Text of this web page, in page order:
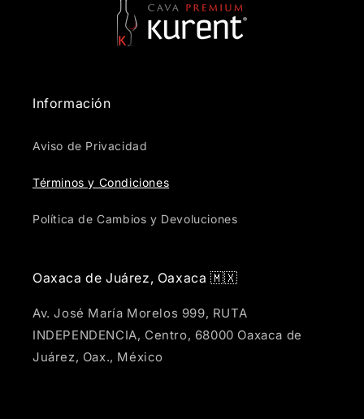
Información
Aviso de Privacidad
Términos y Condiciones
Política de Cambios y Devoluciones
Oaxaca de Juárez, Oaxaca 🇲🇽
Av. José María Morelos 999, RUTA
INDEPENDENCIA, Centro, 68000 Oaxaca de
Juárez, Oax., México